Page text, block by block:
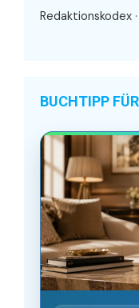
Redaktionskodex ·
BUCHTIPP